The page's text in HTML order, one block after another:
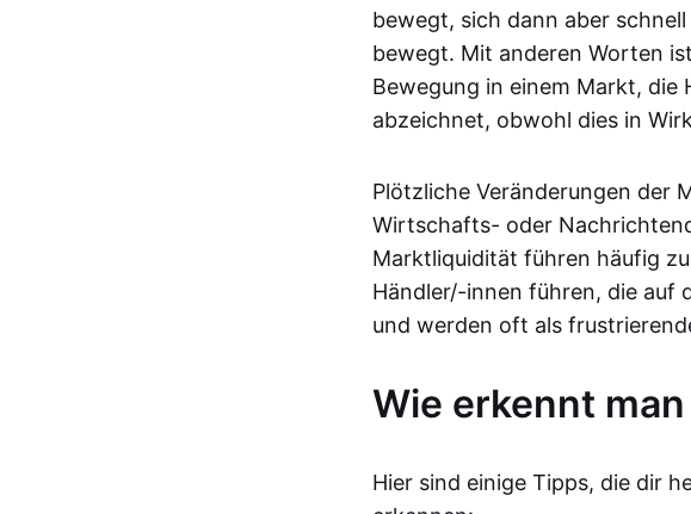
bewegt, sich dann aber
bewegt. Mit anderen Worten
Bewegung in einem Markt, die
abzeichnet, obwohl dies in
Plötzliche Veränderungen der
Wirtschafts- oder
Marktliquidität führen häufig
Händler/-innen führen, die auf
und werden oft als
Wie erkennt
Hier sind einige Tipps, die dir